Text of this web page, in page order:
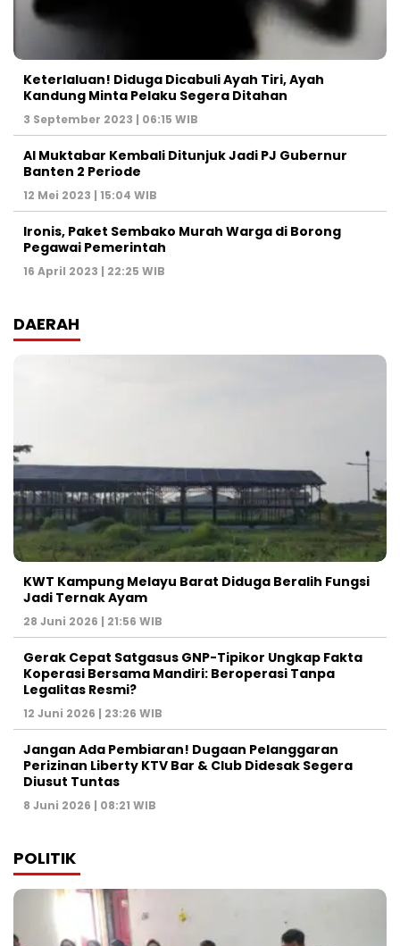
Keterlaluan! Diduga Dicabuli Ayah Tiri, Ayah
Kandung Minta Pelaku Segera Ditahan
3 September 2023 | 06:15 WIB
Al Muktabar Kembali Ditunjuk Jadi PJ Gubernur
Banten 2 Periode
12 Mei 2023 | 15:04 WIB
Ironis, Paket Sembako Murah Warga di Borong
Pegawai Pemerintah
16 April 2023 | 22:25 WIB
DAERAH
KWT Kampung Melayu Barat Diduga Beralih Fungsi
Jadi Ternak Ayam
28 Juni 2026 | 21:56 WIB
Gerak Cepat Satgasus GNP-Tipikor Ungkap Fakta
Koperasi Bersama Mandiri: Beroperasi Tanpa
Legalitas Resmi?
12 Juni 2026 | 23:26 WIB
Jangan Ada Pembiaran! Dugaan Pelanggaran
Perizinan Liberty KTV Bar & Club Didesak Segera
Diusut Tuntas
8 Juni 2026 | 08:21 WIB
POLITIK